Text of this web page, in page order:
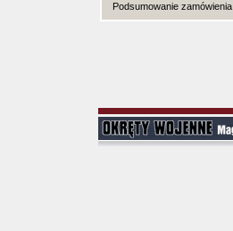
Podsumowanie zamówienia